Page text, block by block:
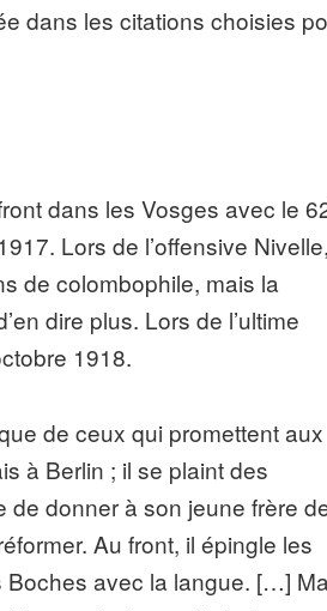
dans les citations choisies
dans les Vosges avec le
Lors de l’offensive
de colombophile, mais la
dire plus. Lors de l’ultime
1918.
de ceux qui promettent aux
à Berlin ; il se plaint des
de donner à son jeune frère
Au front, il épingle les
Boches avec la langue. […]